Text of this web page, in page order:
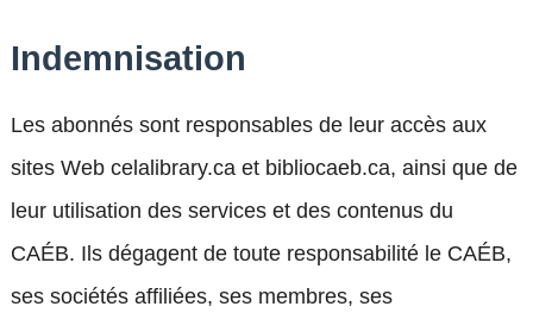
Indemnisation
Les abonnés sont responsables de leur accès aux
sites Web celalibrary.ca et bibliocaeb.ca, ainsi que de
leur utilisation des services et des contenus du
CAÉB. Ils dégagent de toute responsabilité le CAÉB,
ses sociétés affiliées, ses membres, ses